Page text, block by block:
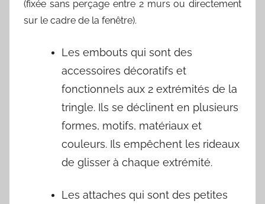
(fixée sans perçage entre 2 murs ou directement
sur le cadre de la fenêtre).
Les embouts qui sont des
accessoires décoratifs et
fonctionnels aux 2 extrémités de la
tringle. Ils se déclinent en plusieurs
formes, motifs, matériaux et
couleurs. Ils empêchent les rideaux
de glisser à chaque extrémité.
Les attaches qui sont des petites